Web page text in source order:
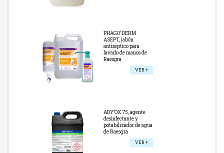
PHAGO’ DERM
ASEPT, jabón
antiséptico para
lavado de manos de
Raesgra
VER +
ADY’OX 75, agente
desinfectante y
potabilizador de agua
de Raesgra
VER +